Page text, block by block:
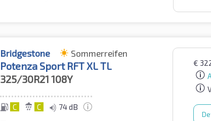
Bridgestone Sommerreifen
Potenza Sport RFT XL TL
325/30R21 108Y
C C 74 dB
€